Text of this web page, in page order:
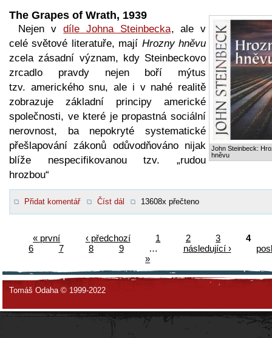
John Steinbeck:
hněvu
The Grapes of Wrath, 1939
Nejen v díle Johna Steinbecka, ale v
celé světové literatuře, mají Hrozny hněvu
zcela zásadní význam, kdy Steinbeckovo
zrcadlo pravdy nejen boří mýtus
tzv. amerického snu, ale i v nahé realitě
zobrazuje základní principy americké
společnosti, ve které je propastná sociální
nerovnost, ba nepokryté systematické
přešlapování zákonů odůvodňováno nijak
blíže nespecifikovanou tzv. „rudou
hrozbou“
Přidat komentář Číst dál 13608x přečteno
« první ‹ předchozí 1 2 3
4
6
7 8 9 … následující ›
»
Tomáš Odaha © 1999-2022